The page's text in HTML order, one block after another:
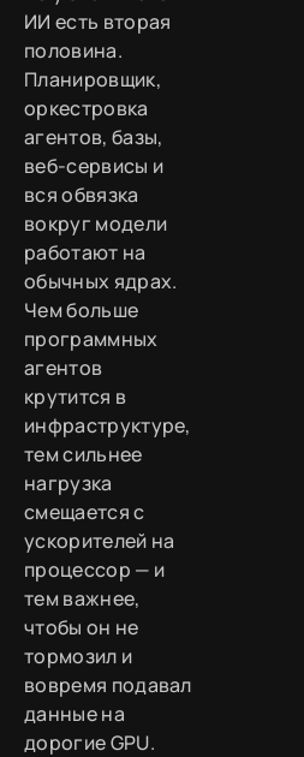
ИИ есть вторая
половина.
Планировщик,
оркестровка
агентов, базы,
веб-сервисы и
вся обвязка
вокруг модели
работают на
обычных ядрах.
Чем больше
программных
агентов
крутится в
инфраструктуре,
тем сильнее
нагрузка
смещается с
ускорителей на
процессор — и
тем важнее,
чтобы он не
тормозил и
вовремя подавал
данные на
дорогие GPU.